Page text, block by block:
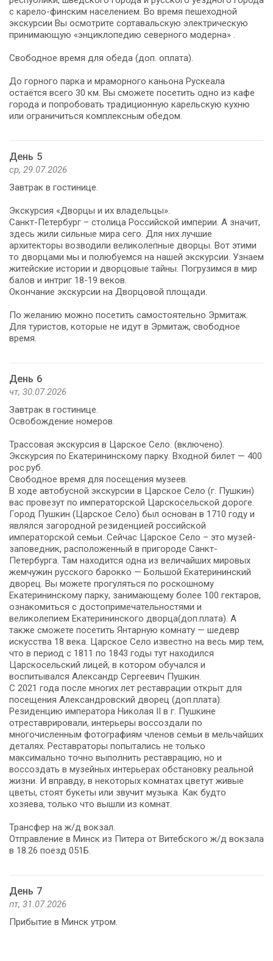
с карело-финским населением. Во время пешеходной
экскурсии Вы осмотрите сортавальскую электрическую
принимающую «энциклопедию северного модерна» .
Свободное время для обеда (доп. оплата).
До горного парка и мраморного каньона Рускеала
остаётся всего 30 км. Вы сможете посетить одно из кафе
города и попробовать традиционную карельскую кухню
или ограничиться комплексным обедом.
День 5
ср, 29.07.2026
Завтрак в гостинице.
Экскурсия «Дворцы и их владельцы».
Санкт-Петербург – столица Российской империи. А значит,
здесь жили сильные мира сего. Для них лучшие
архитекторы возводили великолепные дворцы. Вот этими
то дворцами мы и полюбуемся на нашей экскурсии. Узнаем
житейские истории и дворцовые тайны. Погрузимся в мир
балов и интриг 18-19 веков.
Окончание экскурсии на Дворцовой площади.
По желанию можно посетить самостоятельно Эрмитаж.
Для туристов, которые не идут в Эрмитаж, свободное
время.
День 6
чт, 30.07.2026
Завтрак в гостинице.
Освобождение номеров.
Трассовая экскурсия в Царское Село. (включено).
Экскурсия по Екатерининскому парку. Входной билет — 400
рос.руб.
Свободное время для посещения музеев.
В ходе автобусной экскурсии в Царское Село (г. Пушкин)
вас провезут по императорской Царскосельской дороге.
Город Пушкин (Царское Село) был основан в 1710 году и
являлся загородной резиденцией российской
императорской семьи. Сейчас Царское Село – это музей-
заповедник, расположенный в пригороде Санкт-
Петербурга. Там находится одна из величайших мировых
жемчужин русского барокко — Большой Екатерининский
дворец. Вы можете прогуляться по роскошному
Екатерининскому парку, занимающему более 100 гектаров,
ознакомиться с достопримечательностями и
великолепием Екатерининского дворца(доп.плата). А
также сможете посетить Янтарную комнату — шедевр
искусства 18 века. Царское Село известно на весь мир тем,
что в период с 1811 по 1843 годы тут находился
Царскосельский лицей, в котором обучался и
воспитывался Александр Сергеевич Пушкин.
C 2021 года после многих лет реставрации открыт для
посещения Александровский дворец (доп.плата).
Резиденцию императора Николая II в г. Пушкине
отреставрировали, интерьеры воссоздали по
многочисленным фотографиям членов семьи в мельчайших
деталях. Реставраторы попытались не только
максимально точно выполнить реставрацию, но и
воссоздать в музейных интерьерах обстановку реальной
жизни. И вправду, в некоторых комнатах цветут живые
цветы, стоят букеты или звучит музыка. Как будто
хозяева, только что вышли из комнат.
Трансфер на ж/д вокзал.
Отправление в Минск из Питера от Витебского ж/д вокзала
в 18.26 поезд 051Б.
День 7
пт, 31.07.2026
Прибытие в Минск утром.